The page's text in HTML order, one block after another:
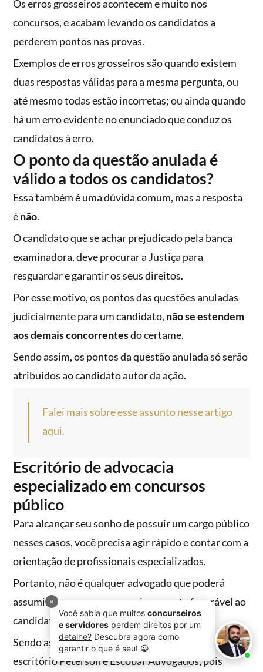
Os erros grosseiros acontecem e muito nos
concursos, e acabam levando os candidatos a
perderem pontos nas provas.
Exemplos de erros grosseiros são quando existem
duas respostas válidas para a mesma pergunta, ou
até mesmo todas estão incorretas; ou ainda quando
há um erro evidente no enunciado que conduz os
candidatos à erro.
O ponto da questão anulada é
válido a todos os candidatos?
Essa também é uma dúvida comum, mas a resposta
énão.
O candidato que se achar prejudicado pela banca
examinadora, deve procurar a Justiça para
resguardar e garantir os seus direitos.
Por esse motivo, os pontos das questões anuladas
judicialmente para um candidato, não se estendem
aos demais concorrentesdo certame.
Sendo assim, os pontos da questão anulada só serão
atribuídos ao candidato autor da ação.
Falei mais sobre esse assunto nesse artigo
aqui.
Escritório de advocacia
especializado em concursos
público
Para alcançar seu sonho de possuir um cargo público
nesses casos, você precisa agir rápido e contar com a
orientação de profissionais especializados.
Portanto, não é qualquer advogado que poderá
assumir esse caso e conseguir resposta favorável ao
candidato.
Sendo assim, nossa dica é contratar os serviços do
escritório Peterson e Escobar Advogados, pois